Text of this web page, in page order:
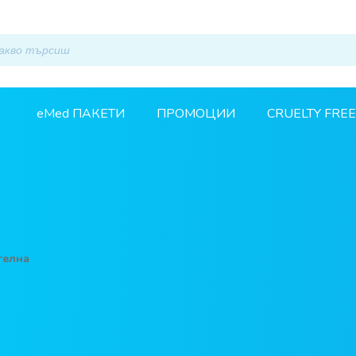
eMed ПАКЕТИ ПРОМОЦИИ CRUELTY FREE